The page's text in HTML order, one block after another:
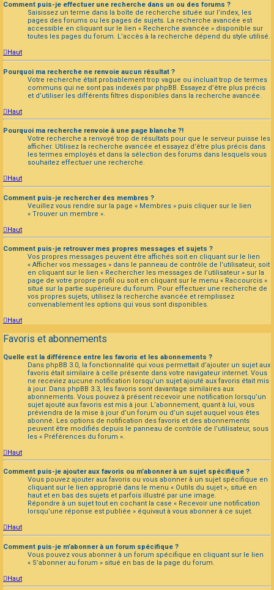
Comment puis-je effectuer une recherche dans un ou des forums ?
Saisissez un terme dans la boîte de recherche située sur l’index, les
pages des forums ou les pages de sujets. La recherche avancée est
accessible en cliquant sur le lien « Recherche avancée » disponible sur
toutes les pages du forum. L’accès à la recherche dépend du style utilisé.
Haut
Pourquoi ma recherche ne renvoie aucun résultat ?
Votre recherche était probablement trop vague ou incluait trop de termes
communs qui ne sont pas indexés par phpBB. Essayez d’être plus précis
et d’utiliser les différents filtres disponibles dans la recherche avancée.
Haut
Pourquoi ma recherche renvoie à une page blanche ?!
Votre recherche a renvoyé trop de résultats pour que le serveur puisse les
afficher. Utilisez la recherche avancée et essayez d’être plus précis dans
les termes employés et dans la sélection des forums dans lesquels vous
souhaitez effectuer une recherche.
Haut
Comment puis-je rechercher des membres ?
Veuillez vous rendre sur la page « Membres » puis cliquer sur le lien
« Trouver un membre ».
Haut
Comment puis-je retrouver mes propres messages et sujets ?
Vos propres messages peuvent être affichés soit en cliquant sur le lien
« Afficher vos messages » dans le panneau de contrôle de l’utilisateur, soit
en cliquant sur le lien « Rechercher les messages de l’utilisateur » sur la
page de votre propre profil ou soit en cliquant sur le menu « Raccourcis »
situé sur la partie supérieure du forum. Pour effectuer une recherche de
vos propres sujets, utilisez la recherche avancée et remplissez
convenablement les options qui vous sont disponibles.
Haut
Favoris et abonnements
Quelle est la différence entre les favoris et les abonnements ?
Dans phpBB 3.0, la fonctionnalité qui vous permettait d’ajouter un sujet aux
favoris était similaire à celle présente dans votre navigateur internet. Vous
ne receviez aucune notification lorsqu’un sujet ajouté aux favoris était mis
à jour. Dans phpBB 3.3, les favoris sont davantage similaires aux
abonnements. Vous pouvez à présent recevoir une notification lorsqu’un
sujet ajouté aux favoris est mis à jour. L’abonnement, quant à lui, vous
préviendra de la mise à jour d’un forum ou d’un sujet auquel vous êtes
abonné. Les options de notification des favoris et des abonnements
peuvent être modifiés depuis le panneau de contrôle de l’utilisateur, sous
les « Préférences du forum ».
Haut
Comment puis-je ajouter aux favoris ou m’abonner à un sujet spécifique ?
Vous pouvez ajouter aux favoris ou vous abonner à un sujet spécifique en
cliquant sur le lien approprié dans le menu « Outils du sujet », situé en
haut et en bas des sujets et parfois illustré par une image.
Répondre à un sujet tout en cochant la case « Recevoir une notification
lorsqu’une réponse est publiée » équivaut à vous abonner à ce sujet.
Haut
Comment puis-je m’abonner à un forum spécifique ?
Vous pouvez vous abonner à un forum spécifique en cliquant sur le lien
« S’abonner au forum » situé en bas de la page du forum.
Haut